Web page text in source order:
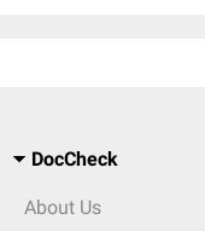
DocCheck
About Us